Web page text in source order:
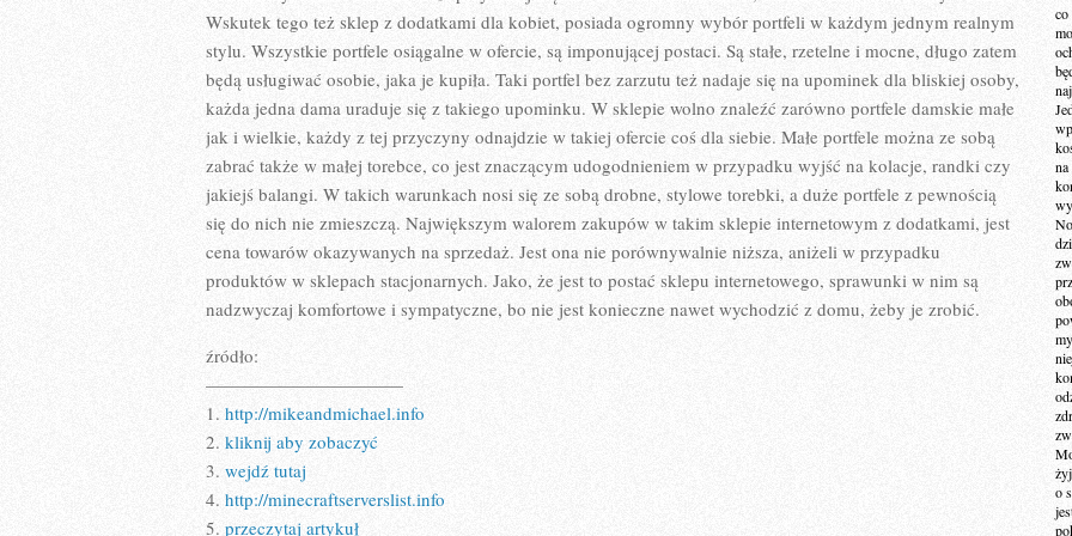
Wskutek tego też sklep z dodatkami dla kobiet, posiada ogromny wybór portfeli w każdym jednym realnym
stylu. Wszystkie portfele osiągalne w ofercie, są imponującej postaci. Są stałe, rzetelne i mocne, długo zatem
będą usługiwać osobie, jaka je kupiła. Taki portfel bez zarzutu też nadaje się na upominek dla bliskiej osoby,
każda jedna dama uraduje się z takiego upominku. W sklepie wolno znaleźć zarówno portfele damskie małe
jak i wielkie, każdy z tej przyczyny odnajdzie w takiej ofercie coś dla siebie. Małe portfele można ze sobą
zabrać także w małej torebce, co jest znaczącym udogodnieniem w przypadku wyjść na kolacje, randki czy
jakiejś balangi. W takich warunkach nosi się ze sobą drobne, stylowe torebki, a duże portfele z pewnością
się do nich nie zmieszczą. Największym walorem zakupów w takim sklepie internetowym z dodatkami, jest
cena towarów okazywanych na sprzedaż. Jest ona nie porównywalnie niższa, aniżeli w przypadku
produktów w sklepach stacjonarnych. Jako, że jest to postać sklepu internetowego, sprawunki w nim są
nadzwyczaj komfortowe i sympatyczne, bo nie jest konieczne nawet wychodzić z domu, żeby je zrobić.
źródło:
———————————
1. http://mikeandmichael.info
2. kliknij aby zobaczyć
3. wejdź tutaj
4. http://minecraftserverslist.info
5. przeczytaj artykuł
co
o